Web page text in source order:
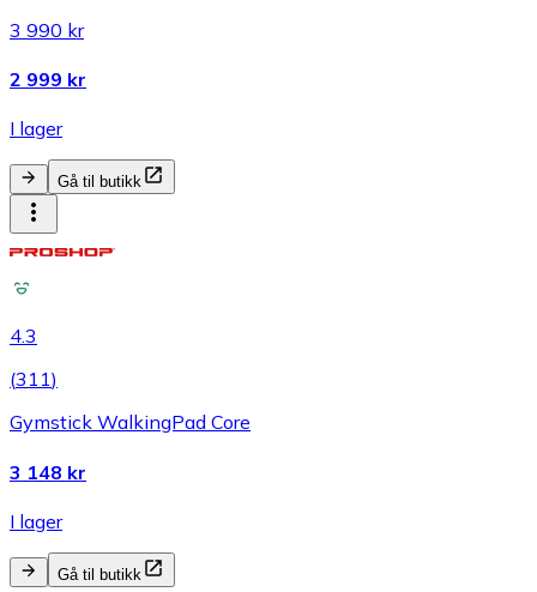
3 990 kr
2 999 kr
I lager
Gå til butikk
4.3
(311)
Gymstick WalkingPad Core
3 148 kr
I lager
Gå til butikk